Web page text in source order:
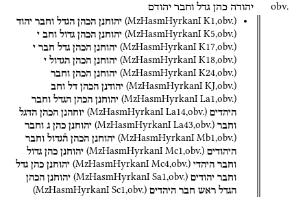
obv. יהודה כהן גדל וחבר יהודם
(MzHasmHyrkanI K1,obv.) יהוחנן הכהן הגדל וחבר יהוד
(MzHasmHyrkanI K5,obv.) יהוחנן הכהן גדול וחב י
(MzHasmHyrkanI K17,obv.) יהוחנן הכהן גדל חבר י
(MzHasmHyrkanI K18,obv.) יהוחנן הכהן הגדול י
(MzHasmHyrkanI K24,obv.) יהוחנן הכהן וחבר
(MzHasmHyrkanI KJ,obv.) יהודנן הכהן דל וחב
(MzHasmHyrkanI La1,obv.) יהוחנן הכהן הגדל וחבר
היהדים
(MzHasmHyrkanI La14,obv.) יוחהנן הכהן הדגל
וחבר
(MzHasmHyrkanI La43,obv.) יהוחנן כהן ג וחבר
(MzHasmHyrkanI Mb1,obv.) יהוחנן הכהן ה֯גדול וחבר
היהודים
(MzHasmHyrkanI Mc1,obv.) יהוחנן כהן גדול
וחבר היהדי (MzHasmHyrkanI Mc4,obv.) יהוחנן כהן גדל
וחבר יהודים (MzHasmHyrkanI Sa1,obv.) יהוחנן הכהן
הגדל ראש חבר היהדים (MzHasmHyrkanI Sc1,obv.)